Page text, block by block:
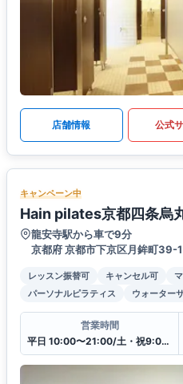
店舗情報 公式
キャンペーン中
Hain pilates京都四条烏
龍安寺駅から車で9分
京都府 京都市下京区月鉾町39-
レッスン振替可 キャンセル可
パーソナルピラティス
ウォーター
営業時間
平日 10:00〜21:00/土・祝9:00〜20:00